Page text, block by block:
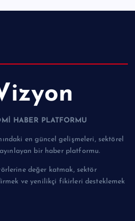
HABER PLATFORMU
en güncel gelişmeleri, sektörel
bir haber platformu.
değer katmak, sektör
ve yenilikçi fikirleri desteklemek